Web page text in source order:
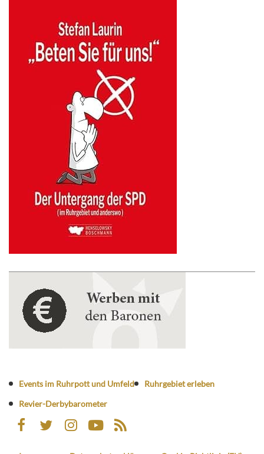
Events im Ruhrpott und Umfeld
Ruhrgebiet erleben
Revier-Derbybarometer